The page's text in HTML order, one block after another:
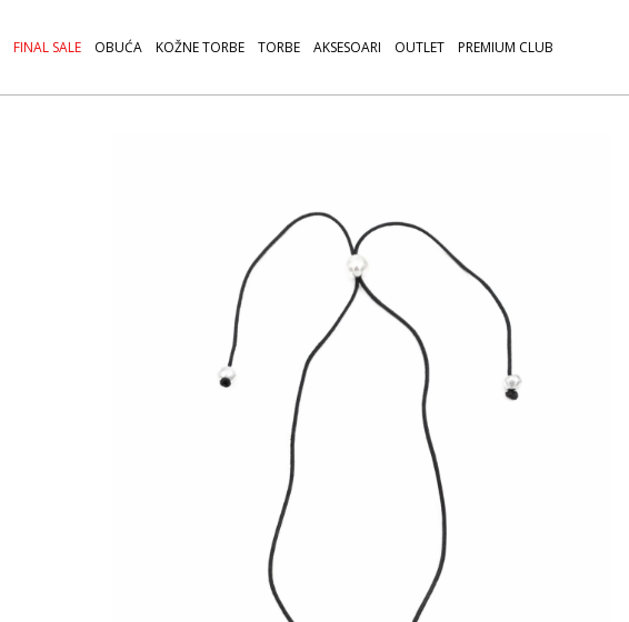
FINAL SALE OBUĆA KOŽNE TORBE TORBE AKSESOARI OUTLET PREMIUM CLUB